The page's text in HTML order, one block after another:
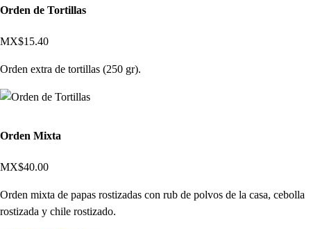
Orden de Tortillas
MX$15.40
Orden extra de tortillas (250 gr).
Orden Mixta
MX$40.00
Orden mixta de papas rostizadas con rub de polvos de la casa, cebolla
rostizada y chile rostizado.